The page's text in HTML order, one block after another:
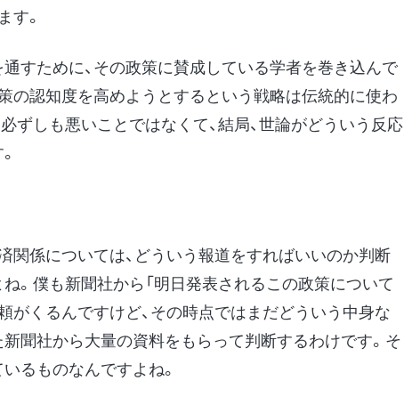
す。
すために、その政策に賛成している学者を巻き込んで
の認知度を高めようとするという戦略は伝統的に使わ
ずしも悪いことではなくて、結局、世論がどういう反応
関係については、どういう報道をすればいいのか判断
。僕も新聞社から「明日発表されるこの政策について
がくるんですけど、その時点ではまだどういう中身な
聞社から大量の資料をもらって判断するわけです。そ
るものなんですよね。